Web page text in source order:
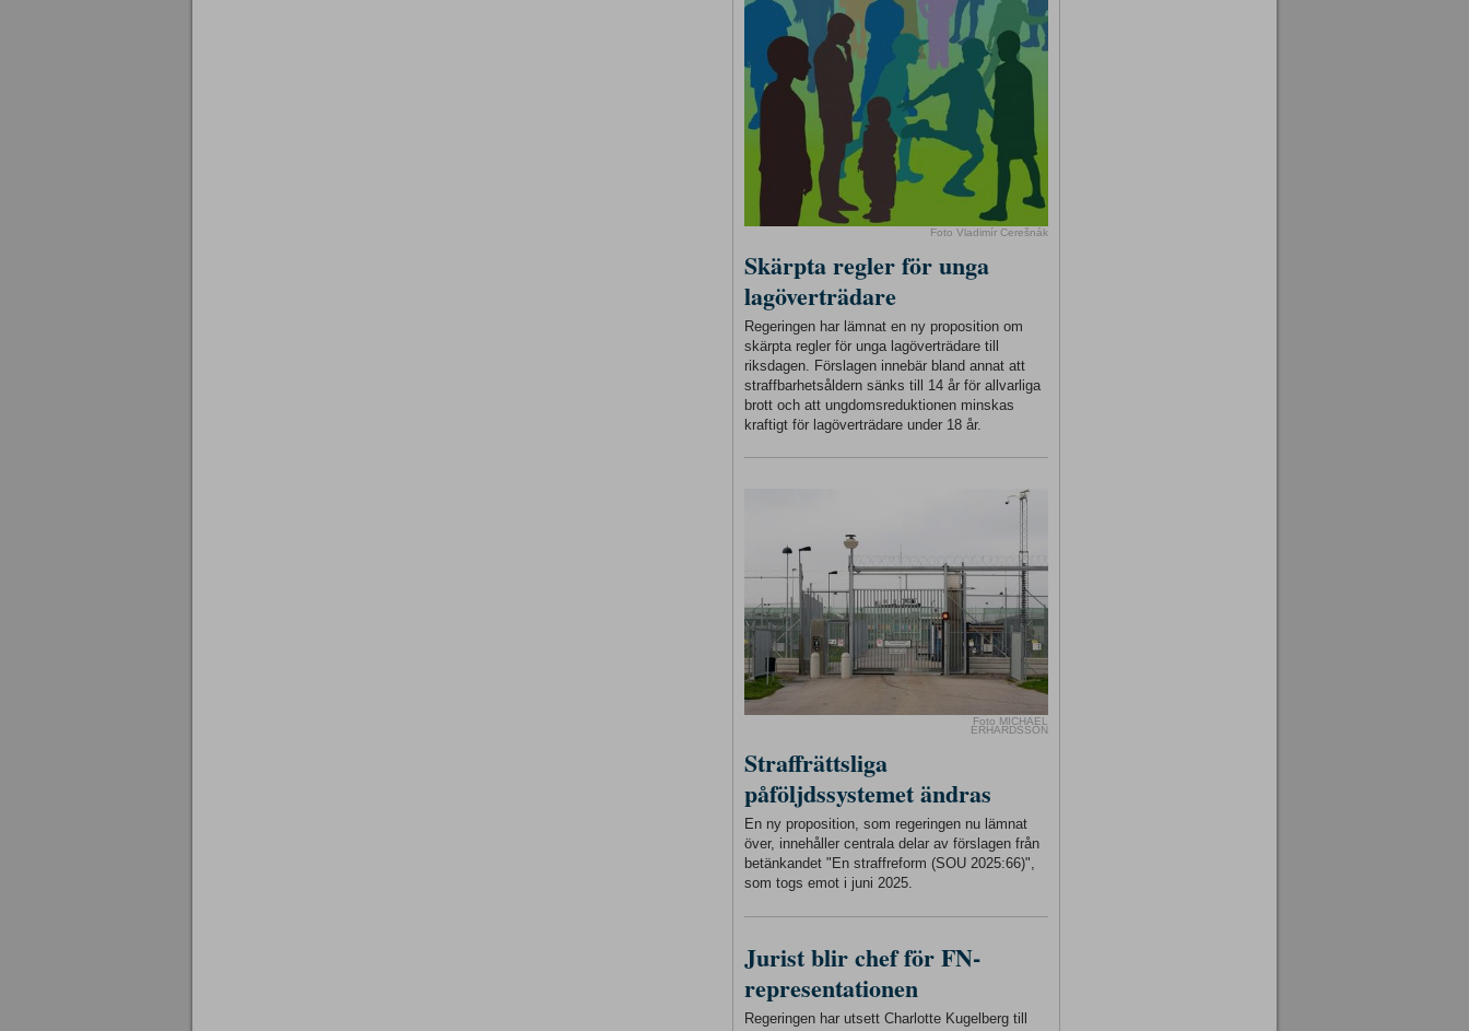
Foto Vladimír Cerešnák
Skärpta regler för unga
lagöverträdare
Regeringen har lämnat en ny proposition om
skärpta regler för unga lagöverträdare till
riksdagen. Förslagen innebär bland annat att
straffbarhetsåldern sänks till 14 år för allvarliga
brott och att ungdomsreduktionen minskas
kraftigt för lagöverträdare under 18 år.
Foto MICHAEL
ERHARDSSON
Straffrättsliga
påföljdssystemet ändras
En ny proposition, som regeringen nu lämnat
över, innehåller centrala delar av förslagen från
betänkandet "En straffreform (SOU 2025:66)",
som togs emot i juni 2025.
Jurist blir chef för FN-
representationen
Regeringen har utsett Charlotte Kugelberg till